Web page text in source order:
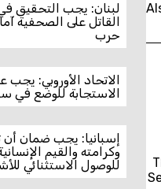
لبنان: يجب التحقيق
القاتل على الصحفية
حرب
الاتحاد الأوروبي: يجب
الاستجابة للوضع في
إسبانيا: يجب ضمان
وكرامته والقيم
للوصول الاستثنائي